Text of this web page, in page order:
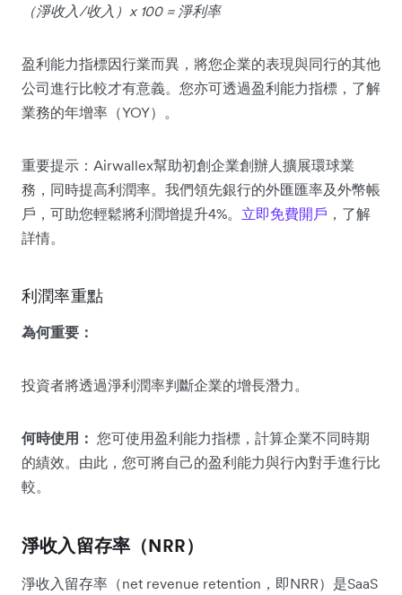
（淨收入/收入）x 100 = 淨利率
盈利能力指標因行業而異，將您企業的表現與同行的其他
公司進行比較才有意義。您亦可透過盈利能力指標，了解
業務的年增率（YOY）。
重要提示：Airwallex幫助初創企業創辦人擴展環球業
務，同時提高利潤率。我們領先銀行的外匯匯率及外幣帳
戶，可助您輕鬆將利潤增提升4%。 立即免費開戶 ，了解
詳情。
利潤率重點
為何重要：
投資者將透過淨利潤率判斷企業的增長潛力。
何時使用： 您可使用盈利能力指標，計算企業不同時期
的績效。由此，您可將自己的盈利能力與行內對手進行比
較。
淨收入留存率（NRR）
淨收入留存率（net revenue retention，即NRR）是SaaS